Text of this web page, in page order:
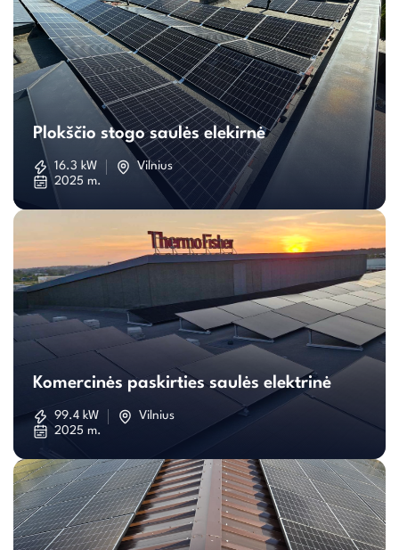
Plokščio
stogo
saulės
elekirnė
Plokščio stogo saulės elekirnė
16.3 kW
Vilnius
2025 m.
Komercinės
paskirties
saulės
elektrinė
Komercinės paskirties saulės elektrinė
99.4 kW
Vilnius
2025 m.